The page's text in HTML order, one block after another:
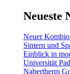
Neueste
Neuer
Sintern und
Einblick in
Universität
Nabertherm